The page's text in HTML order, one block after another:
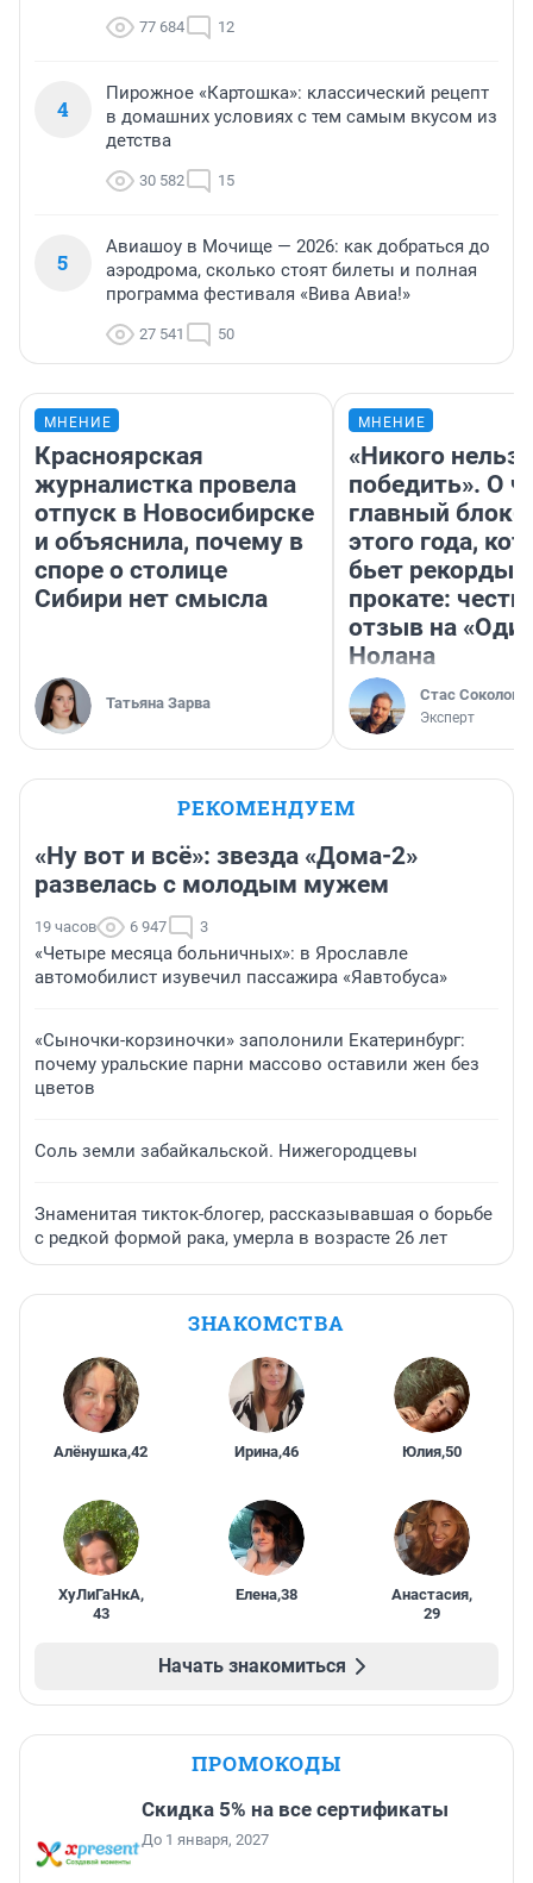
77 684 12
4
Пирожное «Картошка»: классический рецепт
в домашних условиях с тем самым вкусом из
детства
30 582 15
5
Авиашоу в Мочище — 2026: как добраться до
аэродрома, сколько стоят билеты и полная
программа фестиваля «Вива Авиа!»
27 541 50
МНЕНИЕ
Красноярская
журналистка провела
отпуск в Новосибирске
и объяснила, почему в
споре о столице
Сибири нет смысла
Татьяна Зарва
МНЕНИЕ
«Никого нельзя
победить». О
главный
этого года,
бьет рекорды в
прокате:
отзыв на
Нолана
Стас Соколов
Эксперт
РЕКОМЕНДУЕМ
«Ну вот и всё»: звезда «Дома-2»
развелась с молодым мужем
19 часов 6 947 3
«Четыре месяца больничных»: в Ярославле
автомобилист изувечил пассажира «Яавтобуса»
«Сыночки-корзиночки» заполонили Екатеринбург:
почему уральские парни массово оставили жен без
цветов
Соль земли забайкальской. Нижегородцевы
Знаменитая тикток-блогер, рассказывавшая о борьбе
с редкой формой рака, умерла в возрасте 26 лет
ЗНАКОМСТВА
Алёнушка,42 Ирина,46 Юлия,50
ХуЛиГаНкА,
43
Елена,38 Анастасия,
29
Начать знакомиться
ПРОМОКОДЫ
Скидка 5% на все сертификаты
До 1 января, 2027